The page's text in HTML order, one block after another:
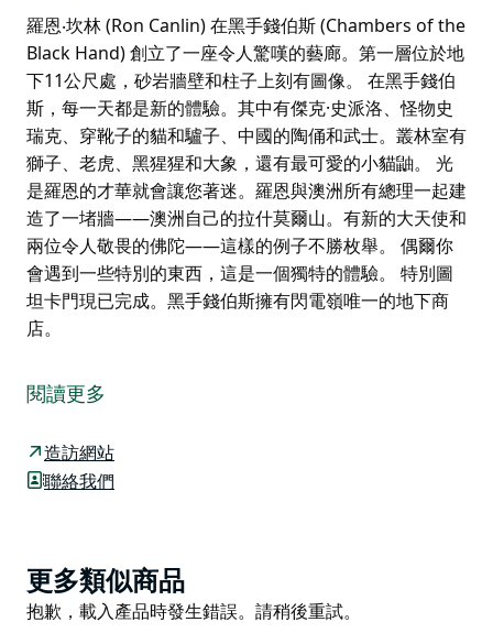
羅恩‧坎林 (Ron Canlin) 在黑手錢伯斯 (Chambers of the
Black Hand) 創立了一座令人驚嘆的藝廊。第一層位於地
下11公尺處，砂岩牆壁和柱子上刻有圖像。 在黑手錢伯
斯，每一天都是新的體驗。其中有傑克·史派洛、怪物史
瑞克、穿靴子的貓和驢子、中國的陶俑和武士。叢林室有
獅子、老虎、黑猩猩和大象，還有最可愛的小貓鼬。 光
是羅恩的才華就會讓您著迷。羅恩與澳洲所有總理一起建
造了一堵牆——澳洲自己的拉什莫爾山。有新的大天使和
兩位令人敬畏的佛陀——這樣的例子不勝枚舉。 偶爾你
會遇到一些特別的東西，這是一個獨特的體驗。 特別圖
坦卡門現已完成。黑手錢伯斯擁有閃電嶺唯一的地下商
店。
Black Hand) 創立了一座令人驚嘆的藝廊。第一層位於地
下11公尺處，砂岩牆壁和柱子上刻有圖像。
在黑手錢伯斯，每一天都是新的體驗。其中有傑克·史派
洛、怪物史瑞克、穿靴子的貓和驢子、中國的陶俑和武
光是羅恩的才華就會讓您著迷。羅恩與澳洲所有總理一起
建造了一堵牆——澳洲自己的拉什莫爾山。有新的大天使
和兩位令人敬畏的佛陀——這樣的例子不勝枚舉。
閱讀更多
造訪網站
聯絡我們
Product
List
更多類似商品
Product
抱歉，載入產品時發生錯誤。請稍後重試。